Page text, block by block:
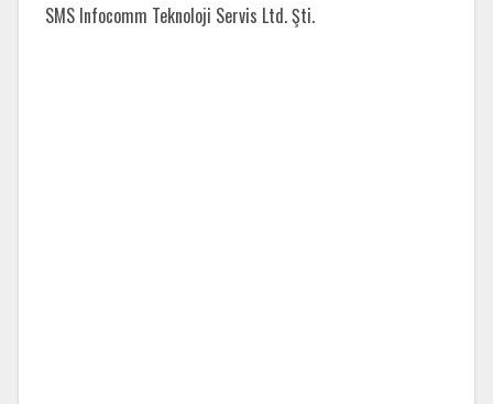
SMS Infocomm Teknoloji Servis Ltd. Şti.